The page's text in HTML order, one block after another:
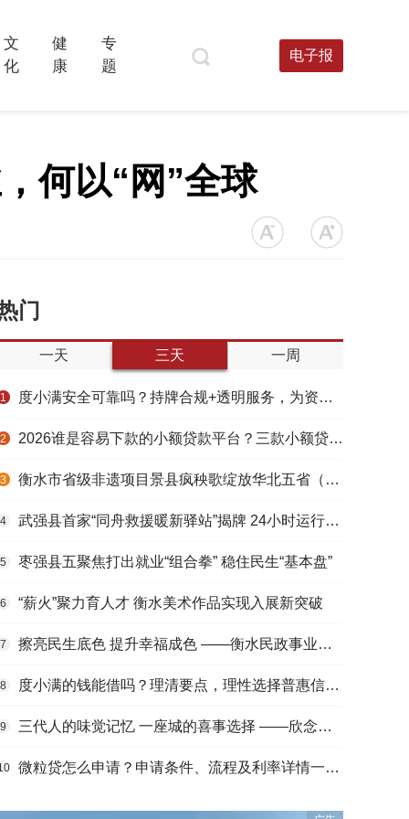
文
化
健
康
专
题
电子报
何以“网”全球
门
一天 三天 一周
1 度小满安全可靠吗？持牌合规+透明服务，为资金周转筑牢多重保障
2 2026谁是容易下款的小额贷款平台？三款小额贷款产品全面对比
3 衡水市省级非遗项目景县疯秧歌绽放华北五省（区）市舞蹈大赛舞台
4 武强县首家“同舟救援暖新驿站”揭牌 24小时运行守护户外劳动者
5 枣强县五聚焦打出就业“组合拳” 稳住民生“基本盘”
6 “薪火”聚力育人才 衡水美术作品实现入展新突破
7 擦亮民生底色 提升幸福成色 ——衡水民政事业高质量发展综述
8 度小满的钱能借吗？理清要点，理性选择普惠信贷服务
9 三代人的味觉记忆 一座城的喜事选择 ——欣念饺子二十九载匠心传承路
微粒贷怎么申请？申请条件、流程及利率详情一文看懂